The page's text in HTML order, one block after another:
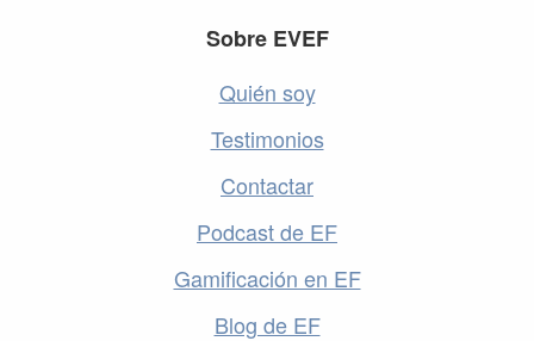
Sobre EVEF
Quién soy
Testimonios
Contactar
Podcast de EF
Gamificación en EF
Blog de EF